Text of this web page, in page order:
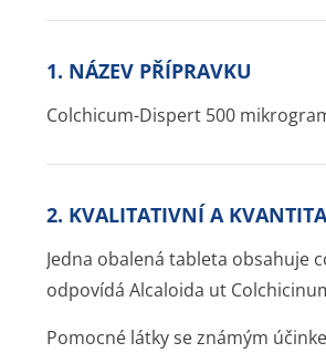
1. NÁZEV PŘÍPRAVKU
Colchicum-Dispert 500
2. KVALITATIVNÍ A
Jedna obalená tableta obsahuje
odpovídá Alcaloida ut
Pomocné látky se známým